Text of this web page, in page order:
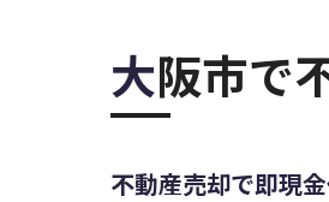
大阪市
不動産売却で即現